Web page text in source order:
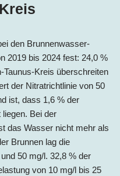
den Brunnenwasser-
2019 bis 2024 fest: 24,0 %
Kreis überschreiten
der Nitratrichtlinie von 50
ist, dass 1,6 % der
Bei der
das Wasser nicht mehr als
Brunnen lag die
50 mg/l. 32,8 % der
von 10 mg/l bis 25